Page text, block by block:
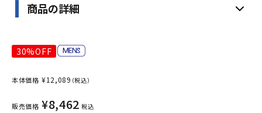
商品の詳細
30%OFF
本体価格 ¥12,089 （税込）
販売価格 ¥8,462 税込